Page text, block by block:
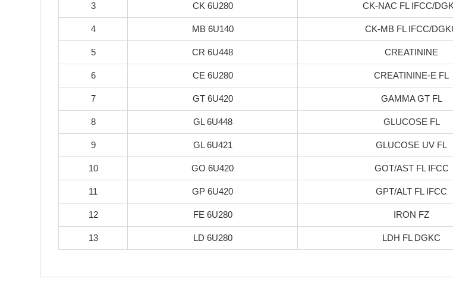
3 CK 6U280 CK-NAC FL IFCC/
4 MB 6U140 CK-MB FL IFCC/
5 CR 6U448 CREATININE
6 CE 6U280 CREATININE-E FL
7 GT 6U420 GAMMA GT FL
8 GL 6U448 GLUCOSE FL
9 GL 6U421 GLUCOSE UV FL
10 GO 6U420 GOT/AST FL IFCC
11 GP 6U420 GPT/ALT FL IFCC
12 FE 6U280 IRON FZ
13 LD 6U280 LDH FL DGKC